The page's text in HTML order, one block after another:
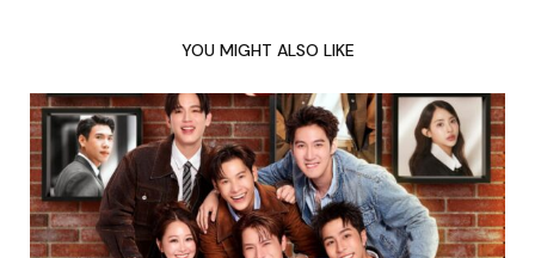
YOU MIGHT ALSO LIKE